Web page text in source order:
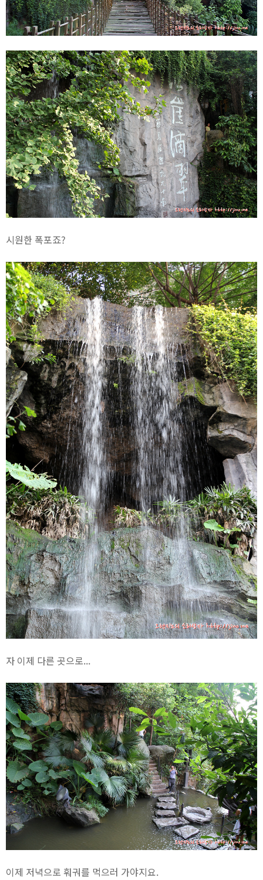
시원한 폭포죠?
자 이제 다른 곳으로...
이제 저녁으로 훠궈를 먹으러 가야지요.